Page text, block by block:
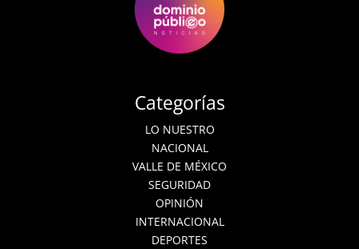
Categorías
LO NUESTRO
NACIONAL
VALLE DE MÉXICO
SEGURIDAD
OPINIÓN
INTERNACIONAL
DEPORTES